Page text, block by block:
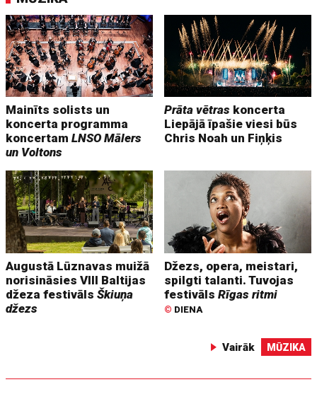
Mainīts solists un
koncerta programma
koncertamLNSO Mālers
un Voltons
Prāta vētras koncerta
Liepājā īpašie viesi būs
Chris Noah un Fiņķis
Augustā Lūznavas muižā
norisināsies VIII Baltijas
džeza festivālsŠkiuņa
džezs
Džezs, opera, meistari,
spilgti talanti. Tuvojas
festivālsRīgas ritmi
© DIENA
Vairāk MŪZIKA